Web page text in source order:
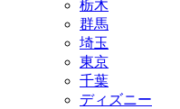
栃木
群馬
埼玉
東京
千葉
ディズニー